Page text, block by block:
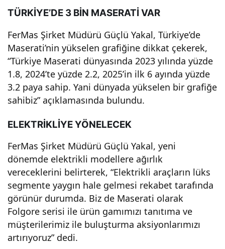
TÜRKİYE’DE 3 BİN MASERATİ VAR
FerMas Şirket Müdürü Güçlü Yakal, Türkiye’de
Maserati’nin yükselen grafiğine dikkat çekerek,
“Türkiye Maserati dünyasında 2023 yılında yüzde
1.8, 2024’te yüzde 2.2, 2025’in ilk 6 ayında yüzde
3.2 paya sahip. Yani dünyada yükselen bir grafiğe
sahibiz” açıklamasında bulundu.
ELEKTRİKLİYE YÖNELECEK
FerMas Şirket Müdürü Güçlü Yakal, yeni
dönemde elektrikli modellere ağırlık
vereceklerini belirterek, “Elektrikli araçların lüks
segmente yaygın hale gelmesi rekabet tarafında
görünür durumda. Biz de Maserati olarak
Folgore serisi ile ürün gamımızı tanıtıma ve
müşterilerimiz ile buluşturma aksiyonlarımızı
artırıyoruz” dedi.
mob
il
Hab
i ve
Det
ayla
rı